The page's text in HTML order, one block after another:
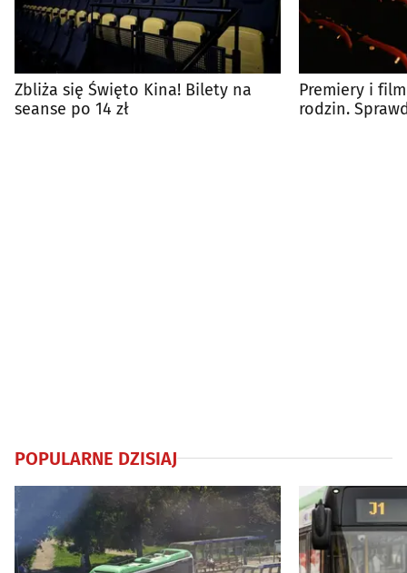
Zbliża się Święto Kina! Bilety na
seanse po 14 zł
Premiery i
rodzin.
POPULARNE DZISIAJ